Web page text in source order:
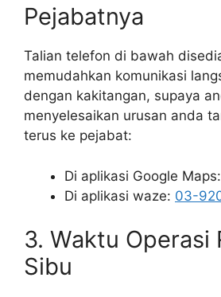
Pejabatnya
Talian telefon di bawah
memudahkan komunikasi
dengan kakitangan, supaya
menyelesaikan urusan anda
terus ke pejabat:
Di aplikasi Google
Di aplikasi waze: 03-
3. Waktu Operasi
Sibu